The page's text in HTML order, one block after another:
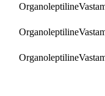
Organoleptiline
Organoleptiline
Organoleptiline